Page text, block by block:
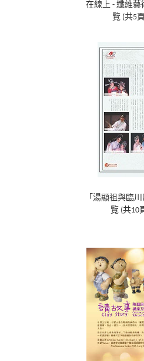
在線上 - 纖維藝
覽 (共5
「湯顯祖與臨
覽 (共10